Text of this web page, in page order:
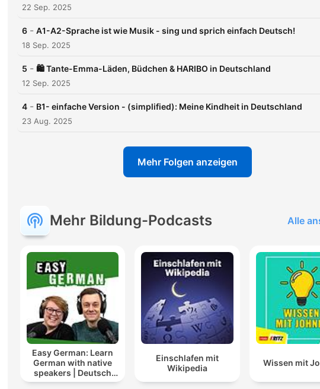
22 Sep. 2025
6 - A1-A2-Sprache ist wie Musik - sing und sprich einfach Deutsch!
18 Sep. 2025
5 - 🛍️ Tante-Emma-Läden, Büdchen & HARIBO in Deutschland
12 Sep. 2025
4 - B1- einfache Version - (simplified): Meine Kindheit in Deutschland
23 Aug. 2025
Mehr Folgen anzeigen
Mehr Bildung-Podcasts Alle
Easy German: Learn
German with native
speakers | Deutsch
lernen mit
Einschlafen mit
Wikipedia
Wissen mit